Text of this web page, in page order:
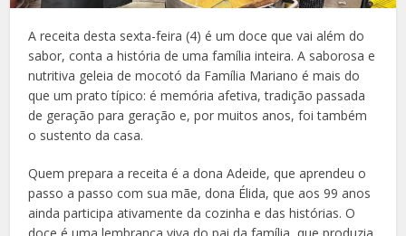
A receita desta sexta-feira (4) é um doce que vai além do
sabor, conta a história de uma família inteira. A saborosa e
nutritiva geleia de mocotó da Família Mariano é mais do
que um prato típico: é memória afetiva, tradição passada
de geração para geração e, por muitos anos, foi também
o sustento da casa.
Quem prepara a receita é a dona Adeide, que aprendeu o
passo a passo com sua mãe, dona Élida, que aos 99 anos
ainda participa ativamente da cozinha e das histórias. O
doce é uma lembrança viva do pai da família, que produzia